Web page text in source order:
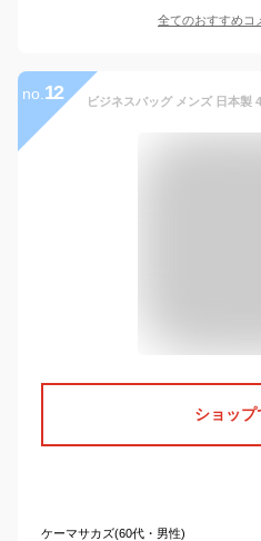
全てのおすすめコ
no. 12
ショップ
ケーマサカズ(60代・男性)